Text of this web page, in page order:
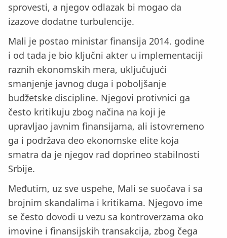
sprovesti, a njegov odlazak bi mogao da
izazove dodatne turbulencije.
Mali je postao ministar finansija 2014. godine
i od tada je bio ključni akter u implementaciji
raznih ekonomskih mera, uključujući
smanjenje javnog duga i poboljšanje
budžetske discipline. Njegovi protivnici ga
često kritikuju zbog načina na koji je
upravljao javnim finansijama, ali istovremeno
ga i podržava deo ekonomske elite koja
smatra da je njegov rad doprineo stabilnosti
Srbije.
Međutim, uz sve uspehe, Mali se suočava i sa
brojnim skandalima i kritikama. Njegovo ime
se često dovodi u vezu sa kontroverzama oko
imovine i finansijskih transakcija, zbog čega